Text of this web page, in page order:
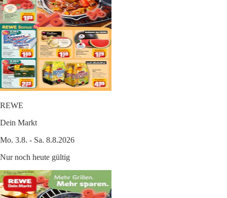
REWE
Dein Markt
Mo. 3.8. - Sa. 8.8.2026
Nur noch heute gültig